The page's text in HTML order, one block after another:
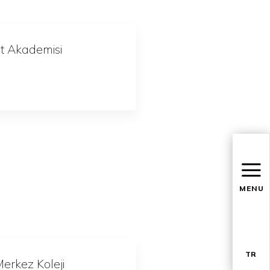
MENU
TR
Akademisi
Koleji